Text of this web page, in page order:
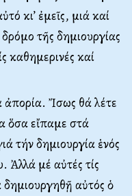
κι’ ἐμεῖς, μιά καί
τῆς δημιουργίας
καθημερινές καί
Ἴσως θά λέτε
ὅσα εἴπαμε στά
τήν δημιουργία ἑνός
μέ αὐτές τίς
δημιουργηθῇ αὐτός ὁ